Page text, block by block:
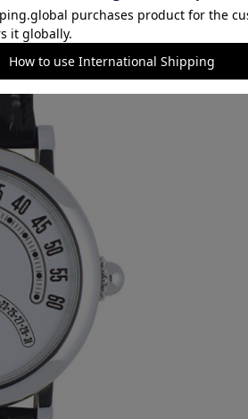
しまうユーザーも多く、故障が多発し